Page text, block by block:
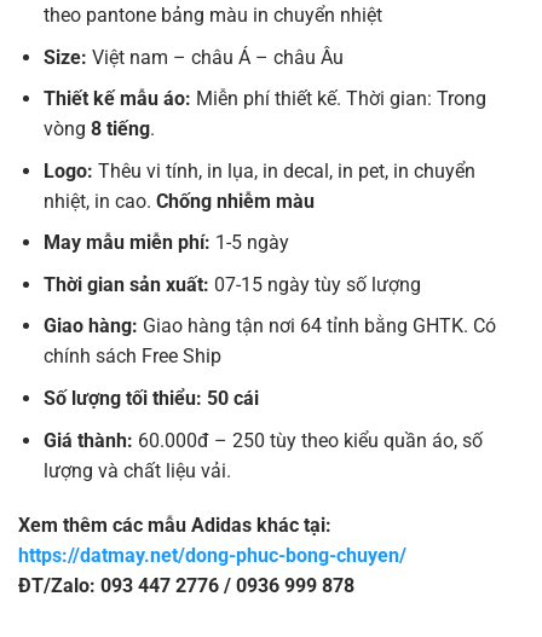
theo pantone bảng màu in chuyển nhiệt
Size: Việt nam – châu Á – châu Âu
Thiết kế mẫu áo: Miễn phí thiết kế. Thời gian: Trong
vòng 8 tiếng.
Logo: Thêu vi tính, in lụa, in decal, in pet, in chuyển
nhiệt, in cao. Chống nhiễm màu
May mẫu miễn phí: 1-5 ngày
Thời gian sản xuất: 07-15 ngày tùy số lượng
Giao hàng: Giao hàng tận nơi 64 tỉnh bằng GHTK. Có
chính sách Free Ship
Số lượng tối thiểu: 50 cái
Giá thành: 60.000đ – 250 tùy theo kiểu quần áo, số
lượng và chất liệu vải.
Xem thêm các mẫu Adidas khác tại:
https://datmay.net/dong-phuc-bong-chuyen/
ĐT/Zalo: 093 447 2776 / 0936 999 878